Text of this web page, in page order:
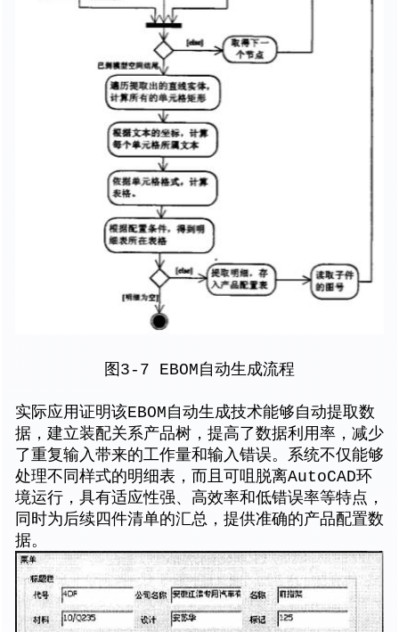
图3-7 EBOM自动生成流程
实际应用证明该EBOM自动生成技术能够自动提取数
据，建立装配关系产品树，提高了数据利用率，减少
了重复输入带来的工作量和输入错误。系统不仅能够
处理不同样式的明细表，而且可咀脱离AutoCAD环
境运行，具有适应性强、高效率和低错误率等特点，
同时为后续四件清单的汇总，提供准确的产品配置数
据。